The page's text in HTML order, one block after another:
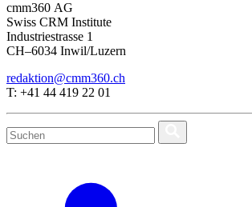
cmm360 AG
Swiss CRM Institute
Industriestrasse 1
CH–6034 Inwil/Luzern
redaktion@cmm360.ch
T: +41 44 419 22 01